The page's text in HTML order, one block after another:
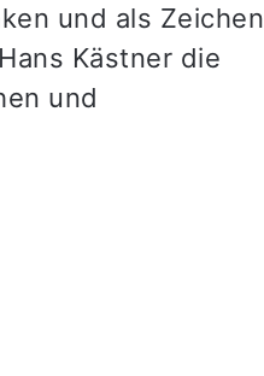
und als Zeichen
Kästner die
und